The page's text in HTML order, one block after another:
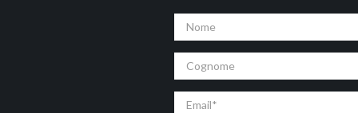
Nome
Cognome
Email